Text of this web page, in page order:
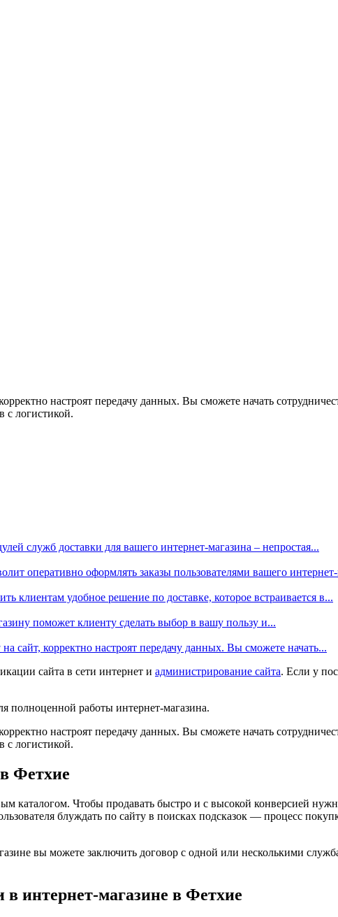
настроят передачу данных. Вы сможете начать
с логистикой.
служб доставки для вашего интернет-магазина – непростая...
оперативно оформлять заказы пользователями вашего
удобное решение по доставке, которое встраивается в...
поможет клиенту сделать выбор в вашу пользу и...
сайт, корректно настроят передачу данных. Вы сможете начать...
сайта в сети интернет и администрирование сайта. Если у
полноценной работы интернет-магазина.
настроят передачу данных. Вы сможете начать
с логистикой.
Фетхие
каталогом. Чтобы продавать быстро и с высокой конверсией
блуждать по сайту в поисках подсказок — процесс
вы можете заключить договор с одной или несколькими
интернет-магазине в Фетхие